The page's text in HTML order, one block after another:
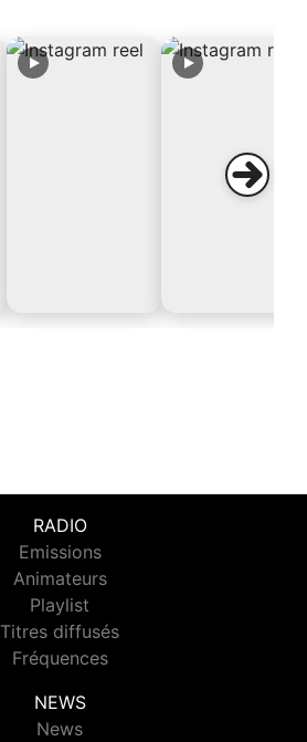
RADIO
Emissions
Animateurs
Playlist
Titres diffusés
Fréquences
NEWS
News